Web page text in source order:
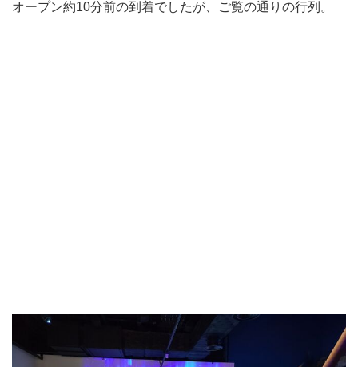
オープン約10分前の到着でしたが、ご覧の通りの行列。